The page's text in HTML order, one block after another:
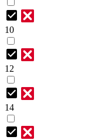
10
12
14